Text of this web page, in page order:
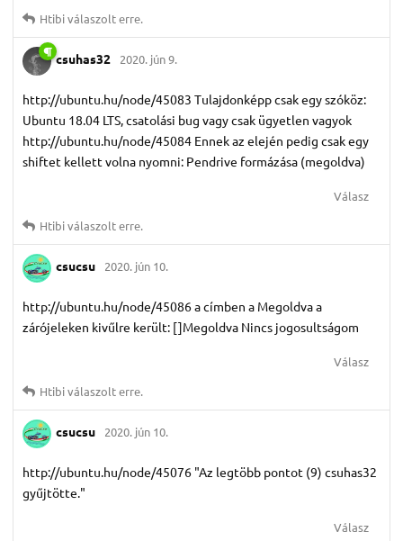
Htibiválaszolt erre.
csuhas32 2020. jún 9.
http://ubuntu.hu/node/45083 Tulajdonképp csak egy szóköz:
Ubuntu 18.04 LTS, csatolási bug vagy csak ügyetlen vagyok
http://ubuntu.hu/node/45084 Ennek az elején pedig csak egy
shiftet kellett volna nyomni: Pendrive formázása (megoldva)
Válasz
Htibiválaszolt erre.
csucsu 2020. jún 10.
http://ubuntu.hu/node/45086 a címben a Megoldva a
zárójeleken kivűlre került: []Megoldva Nincs jogosultságom
Válasz
Htibiválaszolt erre.
csucsu 2020. jún 10.
http://ubuntu.hu/node/45076 "Az legtöbb pontot (9) csuhas32
gyűjtötte."
Válasz